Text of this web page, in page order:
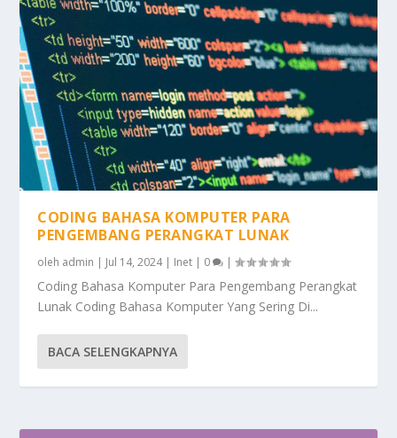
CODING BAHASA KOMPUTER PARA
PENGEMBANG PERANGKAT LUNAK
oleh admin | Jul 14, 2024| Inet | 0 |
Coding Bahasa Komputer Para Pengembang Perangkat
Lunak Coding Bahasa Komputer Yang Sering Di...
BACA SELENGKAPNYA